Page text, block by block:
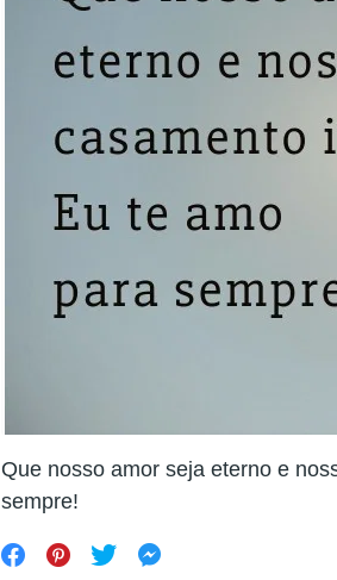
Que nosso amor seja eterno e
sempre!